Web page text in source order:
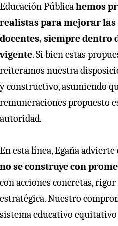
Educación Públicahemos
realistas para mejorar
docentes, siempre dentro
vigente. Si bien estas
reiteramos nuestra
y constructivo, asumiendo
remuneraciones propuesto
autoridad.
En esta línea, Egaña
no se construye con
con acciones concretas,
estratégica. Nuestro
sistema educativo equitativo